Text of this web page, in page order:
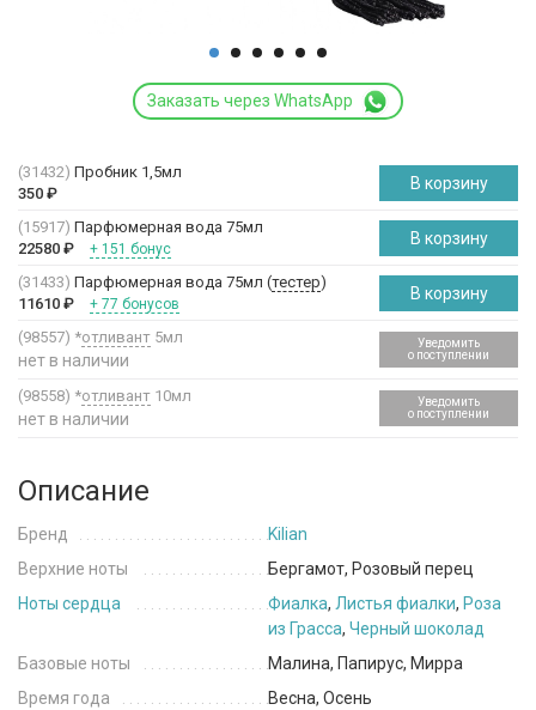
Заказать через WhatsApp
(31432) Пробник 1,5мл
350 ₽
В корзину
(15917) Парфюмерная вода 75мл
22580 ₽ + 151 бонус
В корзину
(31433) Парфюмерная вода 75мл (тестер)
11610 ₽ + 77 бонусов
В корзину
(98557) *отливант 5мл
нет в наличии
Уведомить
о поступлении
(98558) *отливант 10мл
нет в наличии
Уведомить
о поступлении
Описание
Бренд
Kilian
Верхние ноты
Бергамот, Розовый перец
Ноты сердца
Фиалка, Листья фиалки, Роза
из Грасса, Черный шоколад
Базовые ноты
Малина, Папирус, Мирра
Время года
Весна, Осень